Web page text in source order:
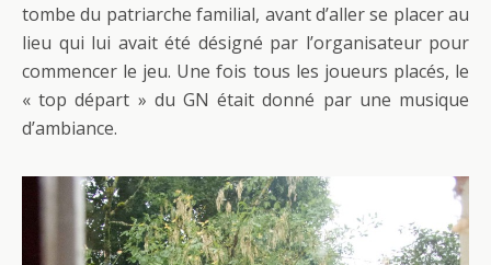
tombe du patriarche familial, avant d’aller se placer au
lieu qui lui avait été désigné par l’organisateur pour
commencer le jeu. Une fois tous les joueurs placés, le
« top départ » du GN était donné par une musique
d’ambiance.